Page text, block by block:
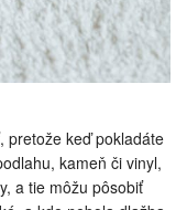
pretože keď pokladáte
kameň či vinyl,
a tie môžu pôsobiť